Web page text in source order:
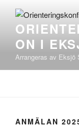
innehåll
ON I
Arrangeras av Eksjö
ANMÄLAN